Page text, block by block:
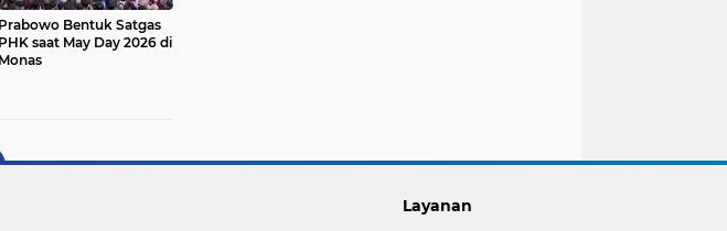
Prabowo Bentuk Satgas
PHK saat May Day 2026 di
Monas
Layanan